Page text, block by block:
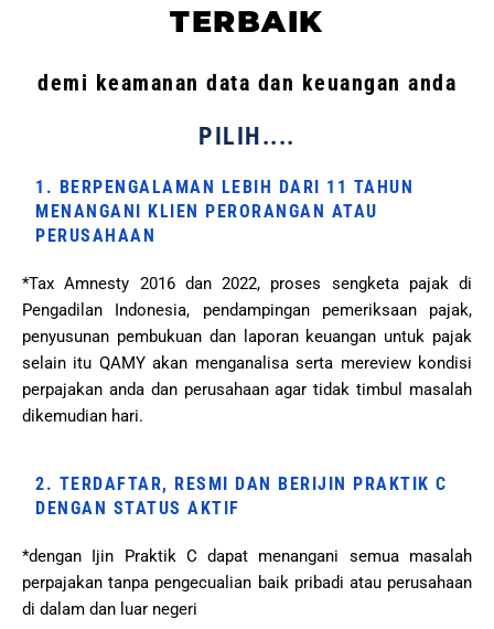
TERBAIK
demi keamanan data dan keuangan anda
PILIH....
1. BERPENGALAMAN LEBIH DARI 11 TAHUN
MENANGANI KLIEN PERORANGAN ATAU
PERUSAHAAN
*Tax Amnesty 2016 dan 2022, proses sengketa pajak di
Pengadilan Indonesia, pendampingan pemeriksaan pajak,
penyusunan pembukuan dan laporan keuangan untuk pajak
selain itu QAMY akan menganalisa serta mereview kondisi
perpajakan anda dan perusahaan agar tidak timbul masalah
dikemudian hari.
2. TERDAFTAR, RESMI DAN BERIJIN PRAKTIK C
DENGAN STATUS AKTIF
*dengan Ijin Praktik C dapat menangani semua masalah
perpajakan tanpa pengecualian baik pribadi atau perusahaan
di dalam dan luar negeri